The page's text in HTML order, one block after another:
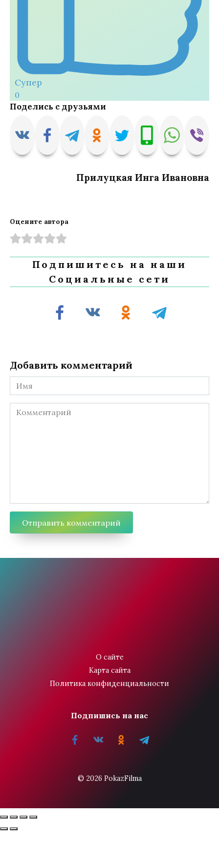
Супер
0
Поделись с друзьями
Прилуцкая Инга Ивановна
Оцените автора
Подпишитесь на наши
Социальные сети
Добавить комментарий
Имя
Комментарий
О сайте
Карта сайта
Политика конфиденциальности
Подпишись на нас
© 2026 PokazFilma